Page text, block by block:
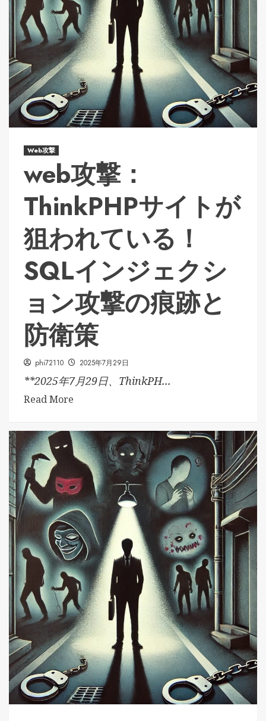
Web攻撃
web攻撃：
ThinkPHPサイトが
狙われている！
SQLインジェクシ
ョン攻撃の痕跡と
防衛策
phi72110 2025年7月29日
**2025年7月29日、ThinkPH...
Read More